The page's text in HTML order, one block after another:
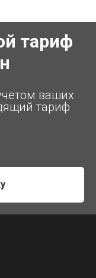
тариф
ваших
тариф